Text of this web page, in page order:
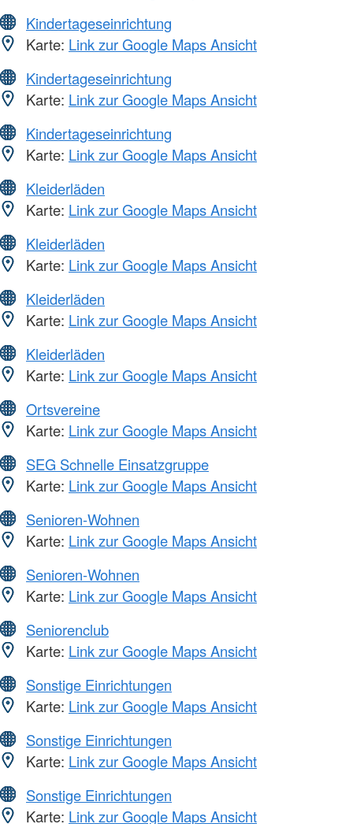
Kindertageseinrichtung
Karte: Link zur Google Maps Ansicht
Kindertageseinrichtung
Karte: Link zur Google Maps Ansicht
Kindertageseinrichtung
Karte: Link zur Google Maps Ansicht
Kleiderläden
Karte: Link zur Google Maps Ansicht
Kleiderläden
Karte: Link zur Google Maps Ansicht
Kleiderläden
Karte: Link zur Google Maps Ansicht
Kleiderläden
Karte: Link zur Google Maps Ansicht
Ortsvereine
Karte: Link zur Google Maps Ansicht
SEG Schnelle Einsatzgruppe
Karte: Link zur Google Maps Ansicht
Senioren-Wohnen
Karte: Link zur Google Maps Ansicht
Senioren-Wohnen
Karte: Link zur Google Maps Ansicht
Seniorenclub
Karte: Link zur Google Maps Ansicht
Sonstige Einrichtungen
Karte: Link zur Google Maps Ansicht
Sonstige Einrichtungen
Karte: Link zur Google Maps Ansicht
Sonstige Einrichtungen
Karte: Link zur Google Maps Ansicht